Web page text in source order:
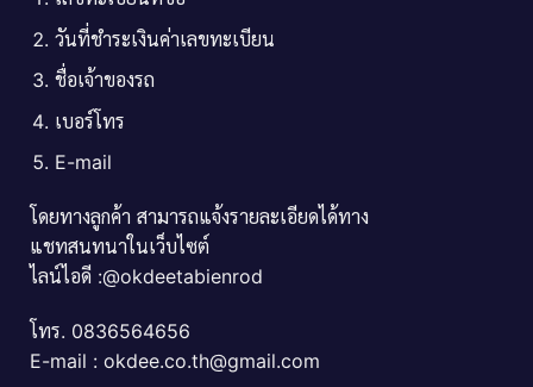
วันที่ชำระเงินค่าเลขทะเบียน
ชื่อเจ้าของรถ
เบอร์โทร
E-mail
โดยทางลูกค้า สามารถแจ้งรายละเอียดได้ทาง
แชทสนทนาในเว็บไซต์
ไลน์ไอดี :@okdeetabienrod
โทร. 0836564656
E-mail : okdee.co.th@gmail.com